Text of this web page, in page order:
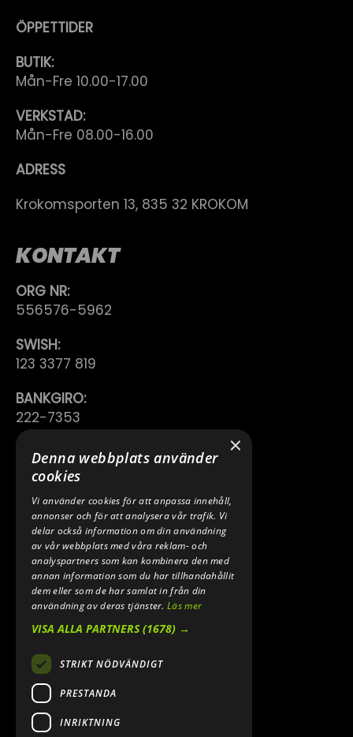
ÖPPETTIDER
BUTIK:
Mån-Fre 10.00-17.00
VERKSTAD:
Mån-Fre 08.00-16.00
ADRESS
Krokomsporten 13, 835 32 KROKOM
KONTAKT
ORG NR:
556576-5962
SWISH:
123 3377 819
BANKGIRO:
222-7353
TELEFON:
0640 200 50
E-POST:
INFO@SPEEDSHOPEN.SE
ÅNGRA MITT KÖP
×
Denna webbplats använder
cookies
Vi använder cookies för att anpassa innehåll,
annonser och för att analysera vår trafik. Vi
delar också information om din användning
av vår webbplats med våra reklam- och
analyspartners som kan kombinera den med
annan information som du har tillhandahållit
dem eller som de har samlat in från din
användning av deras tjänster.Läs mer
VISA ALLA PARTNERS(1678) →
STRIKT NÖDVÄNDIGT
PRESTANDA
INRIKTNING